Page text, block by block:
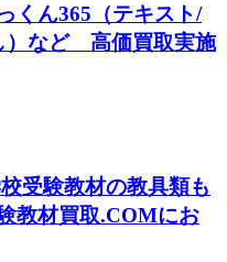
くん365（テキスト/
）など 高価買取実施
受験教材の教具類も
教材買取.COMにお